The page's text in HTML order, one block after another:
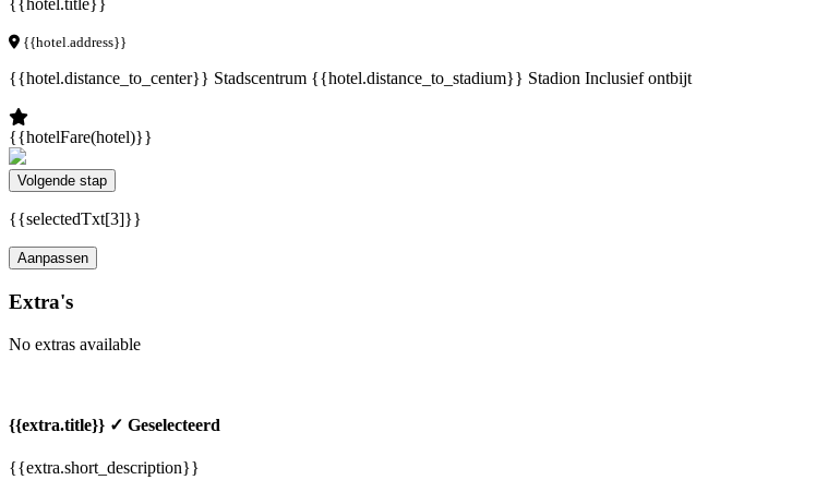
{{hotel.title}}
{{hotel.address}}
{{hotel.distance_to_center}} Stadscentrum {{hotel.distance_to_stadium}} Stadion Inclusief ontbijt
{{hotelFare(hotel)}}
Volgende stap
{{selectedTxt[3]}}
Aanpassen
Extra's
No extras available
{{extra.title}} ✓ Geselecteerd
{{extra.short_description}}